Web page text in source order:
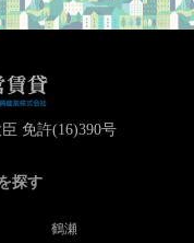
免許(16)390号
探す
鶴瀬